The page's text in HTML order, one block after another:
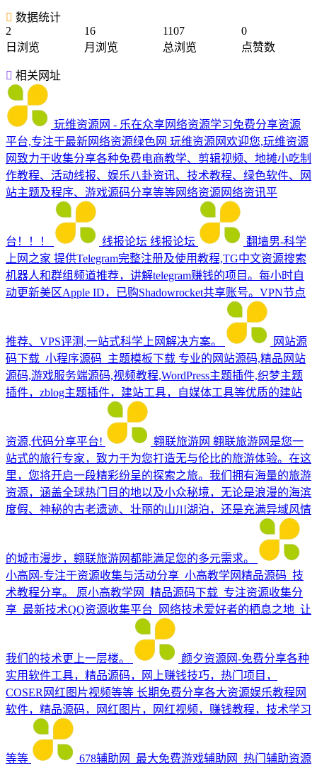
数据统计
2
日浏览
16
月浏览
1107
总浏览
0
点赞数
相关网址
玩维资源网 - 乐在众享网络资源学习免费分享资源
平台,专注于最新网络资源绿色网 玩维资源网欢迎您,玩维资源
网致力于收集分享各种免费电商教学、剪辑视频、地摊小吃制
作教程、活动线报、娱乐八卦资讯、技术教程、绿色软件、网
站主题及程序、游戏源码分享等等网络资源网络资讯平
台！！！ 线报论坛 线报论坛
翻墙男-科学
上网之家 提供Telegram完整注册及使用教程,TG中文资源搜索
机器人和群组频道推荐，讲解telegram赚钱的项目。每小时自
动更新美区Apple ID，已购Shadowrocket共享账号。VPN节点
推荐、VPS评测,一站式科学上网解决方案。
网站源
码下载_小程序源码_主题模板下载 专业的网站源码,精品网站
源码,游戏服务端源码,视频教程,WordPress主题插件,织梦主题
插件，zblog主题插件，建站工具，自媒体工具等优质的建站
资源,代码分享平台! 翱联旅游网 翱联旅游网是您一
站式的旅行专家，致力于为您打造无与伦比的旅游体验。在这
里，您将开启一段精彩纷呈的探索之旅。我们拥有海量的旅游
资源，涵盖全球热门目的地以及小众秘境，无论是浪漫的海滨
度假、神秘的古老遗迹、壮丽的山川湖泊，还是充满异域风情
的城市漫步，翱联旅游网都能满足您的多元需求。
小高网-专注于资源收集与活动分享_小高教学网精品源码_技
术教程分享。
原小高教学网_精品源码下载_专注资源收集分
享_最新技术QQ资源收集平台_网络技术爱好者的栖息之地_让
我们的技术更上一层楼。
颜夕资源网-免费分享各种
实用软件工具，精品源码，网上赚钱技巧，热门项目，
COSER网红图片视频等等 长期免费分享各大资源娱乐教程网
软件，精品源码，网红图片，网红视频，赚钱教程，技术学习
等等
678辅助网_最大免费游戏辅助网_热门辅助资源